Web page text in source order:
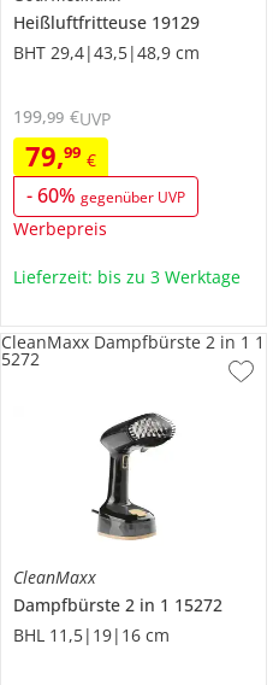
Heißluftfritteuse 19129
BHT 29,4|43,5|48,9 cm
79,99 €
-60% gegenüber UVP
Werbepreis
199,99 €UVP
Lieferzeit: bis zu 3 Werktage
CleanMaxx
Dampfbürste 2 in 1 15272
BHL 11,5|19|16 cm
CleanMaxx Dampfbürste 2 in 1 1
5272